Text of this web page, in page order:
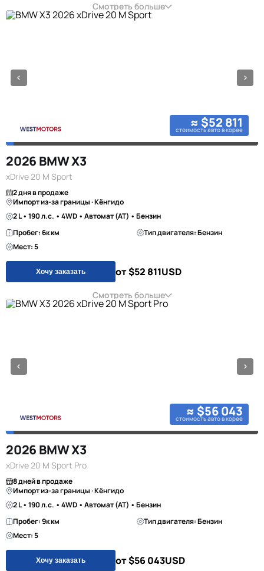
Смотреть больше
≈ $52 811
стоимость авто в корее
2026 BMW X3
xDrive 20 M Sport
2 дня в продаже
Импорт из-за границы · Кёнгидо
2 L • 190 л.с. • 4WD • Автомат (AT) • Бензин
Пробег: 6к км
Тип двигателя: Бензин
Мест: 5
Хочу заказать от $52 811USD
Смотреть больше
≈ $56 043
стоимость авто в корее
2026 BMW X3
xDrive 20 M Sport Pro
8 дней в продаже
Импорт из-за границы · Кёнгидо
2 L • 190 л.с. • 4WD • Автомат (AT) • Бензин
Пробег: 9к км
Тип двигателя: Бензин
Мест: 5
Хочу заказать от $56 043USD